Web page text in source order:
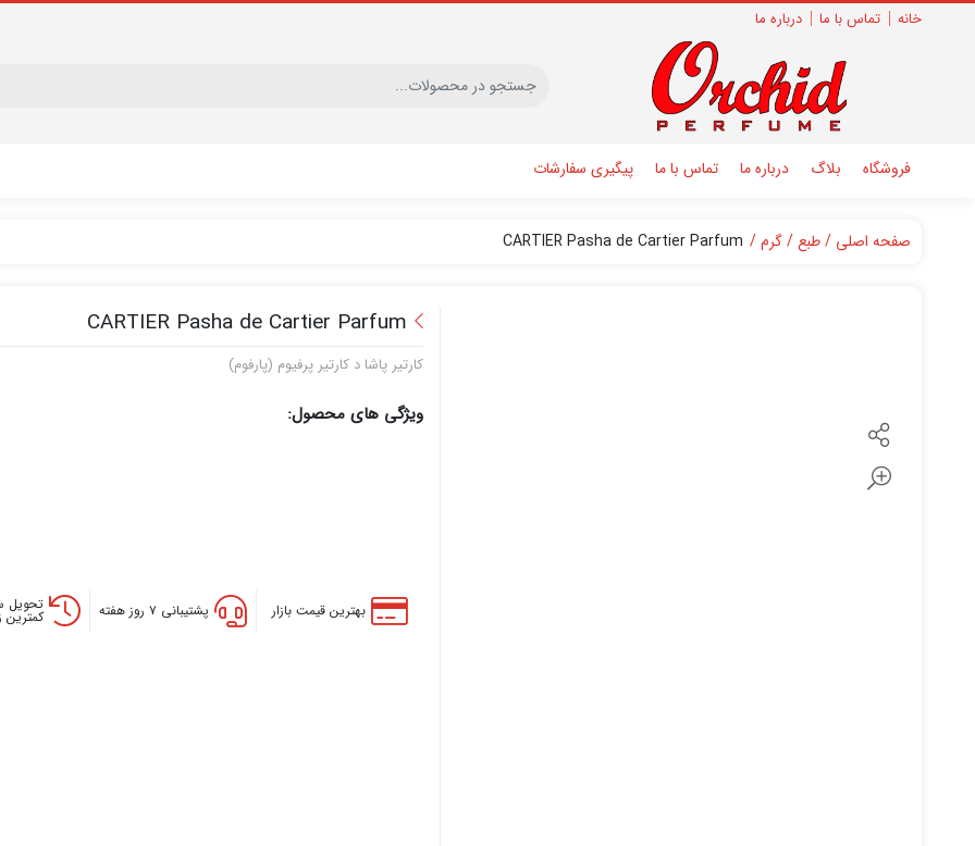
خانه تماس با ما درباره ما
فروشگاه بلاگ درباره ما تماس با ما پیگیری سفارشات
صفحه اصلی طبع گرم CARTIER Pasha de Cartier Parfum
CARTIER Pasha de Cartier Parfum
کارتیر پاشا د کارتیر پرفیوم (پارفوم)
ویژگی های محصول:
بهترین قیمت بازار پشتیبانی ۷ روز هفته تحویل